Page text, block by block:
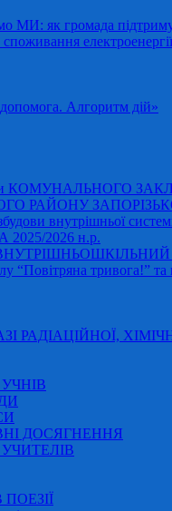
МИ: як громада
Алгоритм дій»
КОМУНАЛЬНОГО
РАЙОНУ ЗАПОРІЗЬКОЇ
внутрішньої
2026 н.р.
“Повітряна тривога!” та
РАДІАЦІЙНОЇ,
ДОСЯГНЕННЯ